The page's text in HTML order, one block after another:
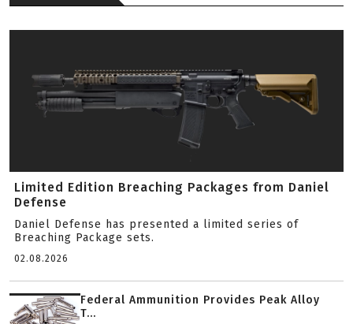
Limited Edition Breaching Packages from Daniel
Defense
Daniel Defense has presented a limited series of
Breaching Package sets.
02.08.2026
Federal Ammunition Provides Peak Alloy
T...